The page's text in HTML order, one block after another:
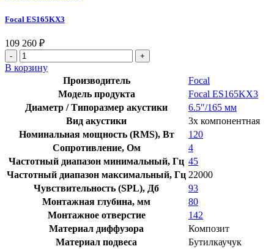
Focal ES165KX3
109 260 ₽
Количество
товара
Focal
ES165KX3
В корзину
Производитель
Focal
Модель продукта
Focal ES165KX3
Диаметр / Типоразмер акустики
6.5″/165 мм
Вид акустики
3х компонентная
Номинальная мощность (RMS), Вт
120
Сопротивление, Ом
4
Частотный диапазон минимальный, Гц 45
Частотный диапазон максимальный, Гц 22000
Чувствительность (SPL), Дб
93
Монтажная глубина, мм
80
Монтажное отверстие
142
Материал диффузора
Композит
Материал подвеса
Бутилкаучук